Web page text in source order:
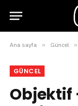
Ana sayfa » Güncel »
GÜNCEL
Objektif